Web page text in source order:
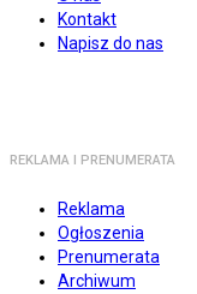
Kontakt
Napisz do nas
REKLAMA I PRENUMERATA
Reklama
Ogłoszenia
Prenumerata
Archiwum